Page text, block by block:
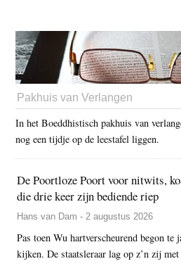
Pakhuis van Verlangen
In het Boeddhistisch pakhuis van
nog een tijdje op de leestafel liggen.
De Poortloze Poort voor nitwits,
die drie keer zijn bediende riep
Hans van Dam - 2 augustus 2026
Pas toen Wu hartverscheurend begon te
kijken. De staatsleraar lag op z’n zij